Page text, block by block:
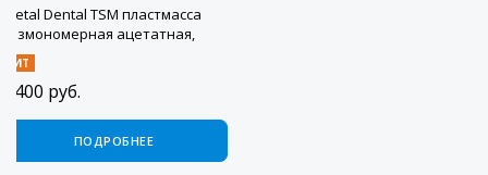
Acetal Dental TSM пластмасса
безмономерная ацетатная,
цвет A4, 100 г
ХИТ
2 400 руб.
ПОДРОБНЕЕ